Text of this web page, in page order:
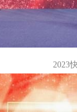
2023